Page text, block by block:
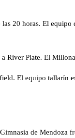
20 horas. El
River Plate. El
El equipo
de